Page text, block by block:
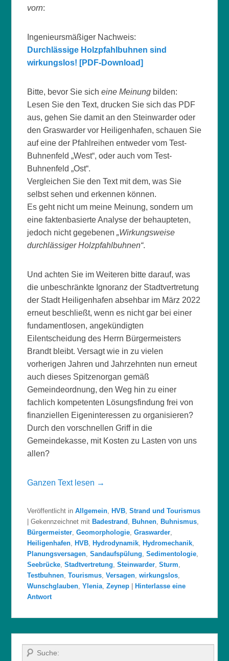
vorn:
Ingenieursmäßiger Nachweis:
Durchlässige Holzpfahlbuhnen sind
wirkungslos! [PDF-Download]
Bitte, bevor Sie sicheine Meinung bilden:
Lesen Sie den Text, drucken Sie sich das PDF
aus, gehen Sie damit an den Steinwarder oder
den Graswarder vor Heiligenhafen, schauen Sie
auf eine der Pfahlreihen entweder vom Test-
Buhnenfeld „West“, oder auch vom Test-
Buhnenfeld „Ost“.
Vergleichen Sie den Text mit dem, was Sie
selbst sehen und erkennen können.
Es geht nicht um meine Meinung, sondern um
eine faktenbasierte Analyse der behaupteten,
jedoch nicht gegebenen„Wirkungsweise
durchlässiger Holzpfahlbuhnen“.
Und achten Sie im Weiteren bitte darauf, was
die unbeschränkte Ignoranz der Stadtvertretung
der Stadt Heiligenhafen absehbar im März 2022
erneut beschließt, wenn es nicht gar bei einer
fundamentlosen, angekündigten
Eilentscheidung des Herrn Bürgermeisters
Brandt bleibt. Versagt wie in zu vielen
vorherigen Jahren und Jahrzehnten nun erneut
auch dieses Spitzenorgan gemäß
Gemeindeordnung, den Weg hin zu einer
fachlich kompetenten Lösungsfindung frei von
finanziellen Eigeninteressen zu organisieren?
Durch den vorschnellen Griff in die
Gemeindekasse, mit Kosten zu Lasten von uns
allen?
Ganzen Text lesen →
Veröffentlicht in Allgemein HVB ,Strand und Tourismus
|Gekennzeichnet mit Badestrand Buhnen Buhnismus
Bürgermeister ,Geomorphologie ,Graswarder
Heiligenhafen
HVB Hydrodynamik Hydromechanik
Planungsversagen ,Sandaufspülung ,Sedimentologie
Seebrücke ,Stadtvertretung ,Steinwarder ,Sturm
Testbuhnen ,Tourismus ,Versagen ,wirkungslos
Wunschglauben ,Ylenia ,Zeynep
Hinterlasse eine
Antwort
Suche